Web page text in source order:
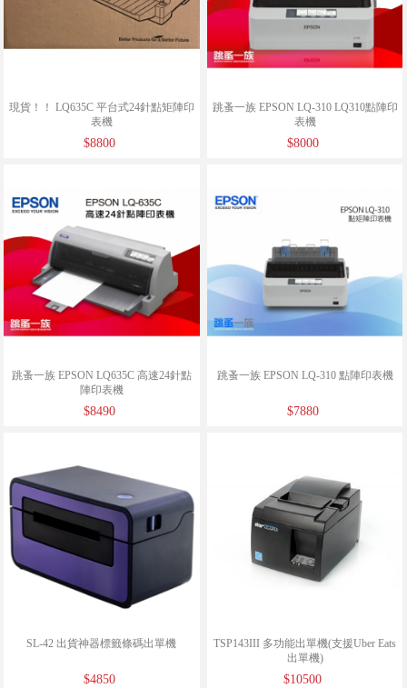
現貨！！ LQ635C 平台式24針點矩陣印
表機
$8800
跳蚤一族 EPSON LQ-310 LQ310點陣印
表機
$8000
跳蚤一族 EPSON LQ635C 高速24針點
陣印表機
$8490
跳蚤一族 EPSON LQ-310 點陣印表機
$7880
SL-42 出貨神器標籤條碼出單機
$4850
TSP143III 多功能出單機(支援Uber Eats
出單機)
$10500